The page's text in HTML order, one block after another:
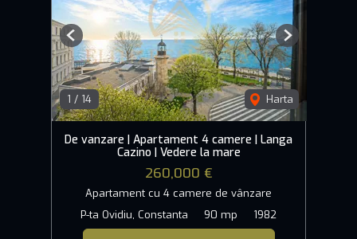
1 / 14 Harta
Previous Next
De vanzare | Apartament 4 camere | Langa
Cazino | Vedere la mare
260,000 €
Apartament cu 4 camere de vânzare
P-ta Ovidiu, Constanta
90 mp 1982